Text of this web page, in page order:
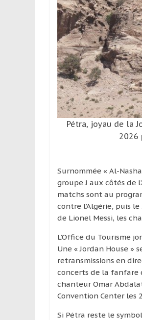
assouvir
leur
passion,
tout
en
profitant
de
découverte
culturelle
région
Pétra, joyau de la
2026
Surnommée « Al-
groupe J aux côtés de
matchs sont au
contre l’Algérie, puis
de Lionel Messi, les
L’Office du Tourisme
Une « Jordan House
retransmissions en
concerts de la fanfare
chanteur Omar
Convention Center les
Si Pétra reste le